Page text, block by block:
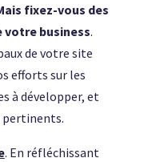
fixez-vous des
votre business.
de votre site
efforts sur les
à développer, et
. En réfléchissant